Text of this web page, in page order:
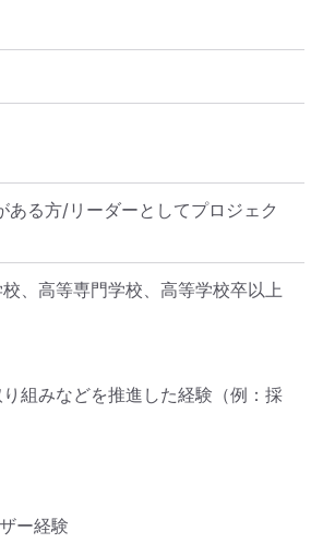
る方/リーダーとしてプロジェク
、高等専門学校、高等学校卒以上
組みなどを推進した経験（例：採
ー経験